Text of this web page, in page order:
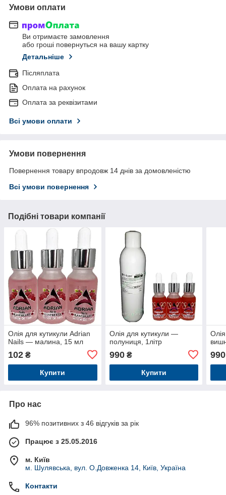
Умови оплати
Ви отримаєте замовлення
або гроші повернуться на вашу картку
Детальніше
Післяплата
Оплата на рахунок
Оплата за реквізитами
Всі умови оплати
Умови повернення
Повернення товару впродовж 14 днів за домовленістю
Всі умови повернення
Подібні товари компанії
Олія для кутикули Adrian
Nails — малина, 15 мл
102 ₴
Купити
Олія для кутикули —
полуниця, 1літр
990₴
Купити
990
Про нас
96% позитивних з 46 відгуків за рік
Працює з 25.05.2016
м. Київ
м. Шулявська, вул. О.Довженка 14, Київ, Україна
Контакти